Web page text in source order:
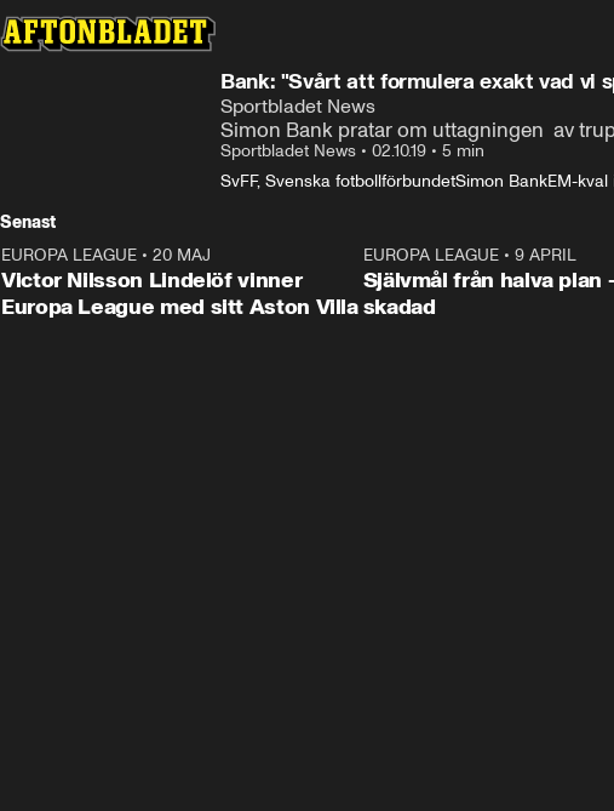
Bank: "Svårt att formulera exakt vad vi
Sportbladet News
Simon Bank pratar om uttagningen  av
Sportbladet News • 02.10.19 • 5 min
SvFF, Svenska fotbollförbundetSimon BankEM-kval
Senast
EUROPA LEAGUE • 20 MAJ
Victor Nilsson Lindelöf vinner
Europa League med sitt Aston Villa
EUROPA LEAGUE• 9 APRIL
Självmål från halva plan
skadad